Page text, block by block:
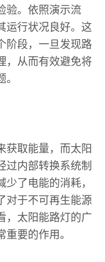
验。依照演示流
运行状况良好。这
阶段，一旦发现路
，从而有效避免将
获取能量，而太阳
过内部转换系统制
了电能的消耗，
对于不可再生能源
，太阳能路灯的广
要的作用。